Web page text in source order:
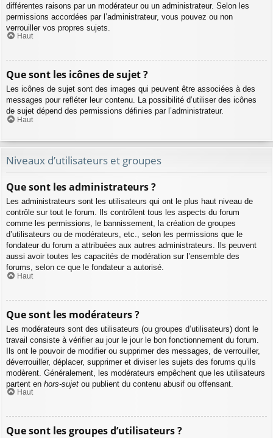
différentes raisons par un modérateur ou un administrateur. Selon les
permissions accordées par l’administrateur, vous pouvez ou non
verrouiller vos propres sujets.
Haut
Que sont les icônes de sujet ?
Les icônes de sujet sont des images qui peuvent être associées à des
messages pour refléter leur contenu. La possibilité d’utiliser des icônes
de sujet dépend des permissions définies par l’administrateur.
Haut
Niveaux d’utilisateurs et groupes
Que sont les administrateurs ?
Les administrateurs sont les utilisateurs qui ont le plus haut niveau de
contrôle sur tout le forum. Ils contrôlent tous les aspects du forum
comme les permissions, le bannissement, la création de groupes
d’utilisateurs ou de modérateurs, etc., selon les permissions que le
fondateur du forum a attribuées aux autres administrateurs. Ils peuvent
aussi avoir toutes les capacités de modération sur l’ensemble des
forums, selon ce que le fondateur a autorisé.
Haut
Que sont les modérateurs ?
Les modérateurs sont des utilisateurs (ou groupes d’utilisateurs) dont le
travail consiste à vérifier au jour le jour le bon fonctionnement du forum.
Ils ont le pouvoir de modifier ou supprimer des messages, de verrouiller,
déverrouiller, déplacer, supprimer et diviser les sujets des forums qu’ils
modèrent. Généralement, les modérateurs empêchent que les utilisateurs
partent en hors-sujet ou publient du contenu abusif ou offensant.
Haut
Que sont les groupes d’utilisateurs ?